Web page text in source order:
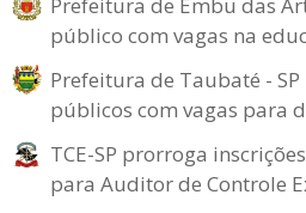
público com vagas na
Prefeitura de Taubaté -
públicos com vagas para
TCE-SP prorroga
para Auditor de Controle